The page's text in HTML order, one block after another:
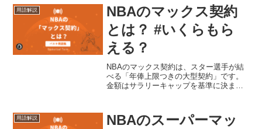
により「負けることが戦術的に正解」と
いうインセンティ...
用語解説
NBAのマックス契約
とは？ #いくらもら
える？
NBAのマックス契約は、スター選手が結
べる「年俸上限つきの大型契約」です。
金額はサラリーキャップを基準に決ま
のか、チームにどう影響するのかを順番
に整理します。NBAのマッ...
用語解説
NBAのスーパーマッ